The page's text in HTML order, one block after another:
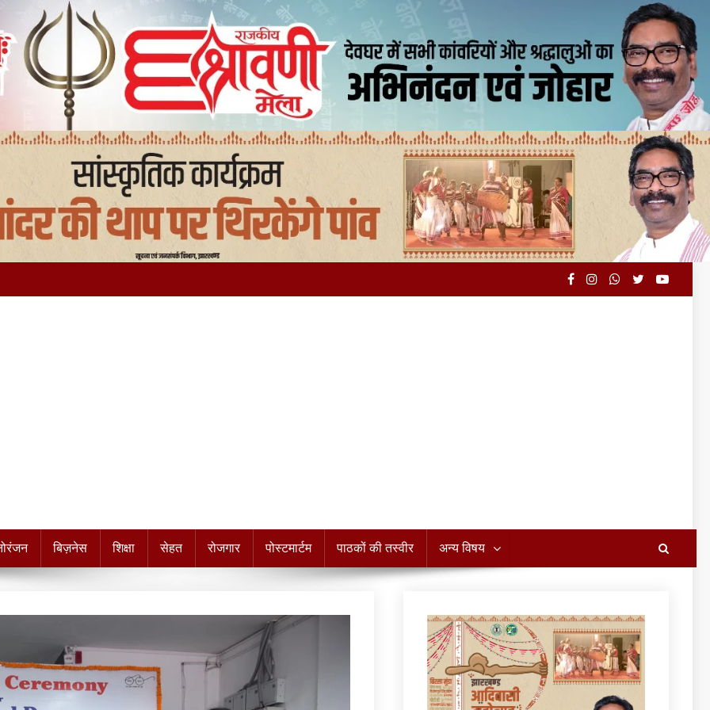
बिज़नेस शिक्षा सेहत रोजगार पोस्टमार्टम पाठकों की तस्वीर अन्य विषय